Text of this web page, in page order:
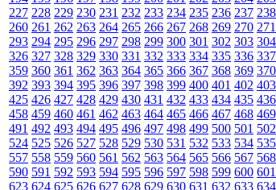
227 228 229 230 231 232 233 234 235 236 237 238
260 261 262 263 264 265 266 267 268 269 270 271
293 294 295 296 297 298 299 300 301 302 303 304
326 327 328 329 330 331 332 333 334 335 336 337
359 360 361 362 363 364 365 366 367 368 369 370
392 393 394 395 396 397 398 399 400 401 402 403
425 426 427 428 429 430 431 432 433 434 435 436
458 459 460 461 462 463 464 465 466 467 468 469
491 492 493 494 495 496 497 498 499 500 501 502
524 525 526 527 528 529 530 531 532 533 534 535
557 558 559 560 561 562 563 564 565 566 567 568
590 591 592 593 594 595 596 597 598 599 600 601
623 624 625 626 627 628 629 630 631 632 633 634